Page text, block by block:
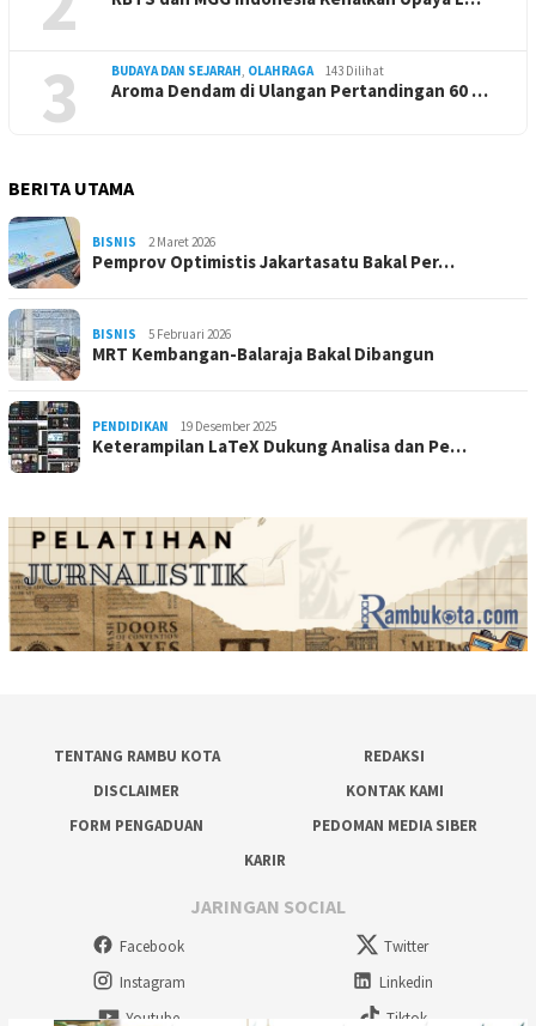
3 BUDAYA DAN SEJARAH, OLAHRAGA 143 Dilihat
Aroma Dendam di Ulangan Pertandingan 60 …
BERITA UTAMA
BISNIS 2 Maret 2026
Pemprov Optimistis Jakartasatu Bakal Per…
BISNIS 5 Februari 2026
MRT Kembangan-Balaraja Bakal Dibangun
PENDIDIKAN 19 Desember 2025
Keterampilan LaTeX Dukung Analisa dan Pe…
TENTANG RAMBU KOTA
REDAKSI
DISCLAIMER
KONTAK KAMI
FORM PENGADUAN
PEDOMAN MEDIA SIBER
KARIR
JARINGAN SOCIAL
Facebook
Twitter
Instagram
Linkedin
Youtube
Tiktok